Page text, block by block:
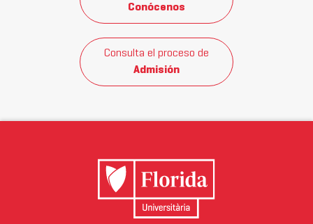
Conócenos
Consulta el proceso de
Admisión